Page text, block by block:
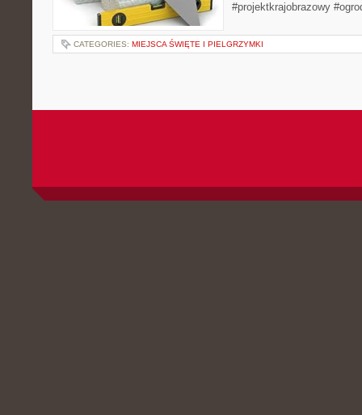
#projektkrajobrazowy
CATEGORIES: MIEJSCA ŚWIĘTE I PIELGRZYMKI